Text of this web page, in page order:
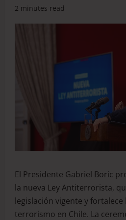
2 minutes read
El Presidente Gabriel Boric
la nueva Ley Antiterrorista,
legislación vigente y
terrorismo en Chile. La